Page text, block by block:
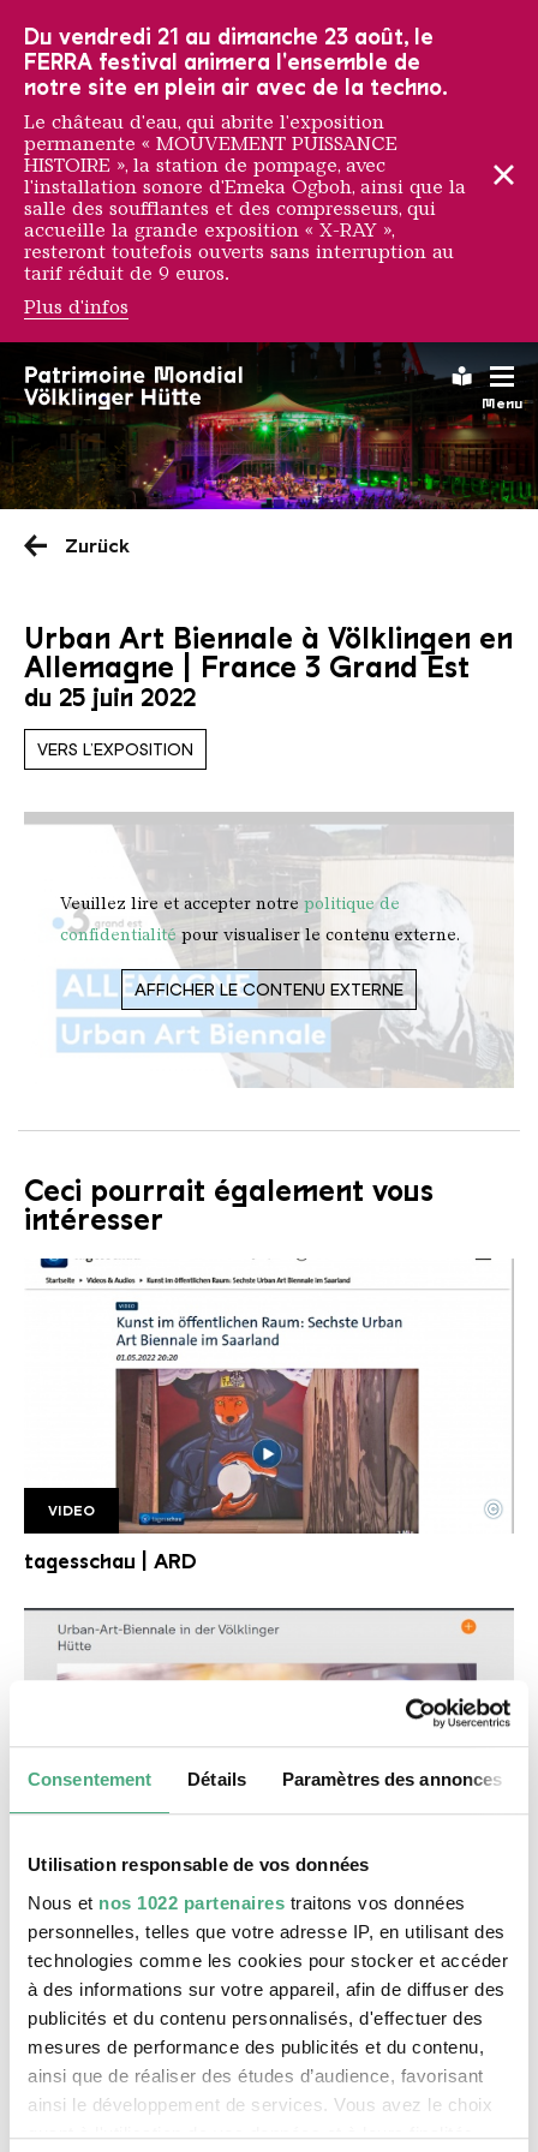
Consentement Détails Paramètres des annonces
Utilisation responsable de vos données
Nous et nos 1022 partenaires traitons vos données
personnelles, telles que votre adresse IP, en utilisant des
technologies comme les cookies pour stocker et accéder
à des informations sur votre appareil, afin de diffuser des
publicités et du contenu personnalisés, d'effectuer des
mesures de performance des publicités et du contenu,
ainsi que de réaliser des études d’audience, favorisant
ainsi le développement de services. Vous avez le choix
quant à l'utilisation de vos données et à leurs finalités.
Menu
Saarländischen
Zurück
Urban Art Biennale à Völklingen en
Allemagne | France 3 Grand Est
du 25 juin 2022
VERS L’EXPOSITION
Veuillez lire et accepter notre politique de
confidentialité pour visualiser le contenu externe.
AFFICHER LE CONTENU EXTERNE
Ceci pourrait également vous
intéresser
Tagsschau
Copyright: ARD | tagesschau
©
VIDEO
tagesschau | ARD
Copyright: ZDF
VIDEO
heute journal | ZDF
Du vendredi 21 au dimanche 23 août, le
FERRA festival animera l'ensemble de
notre site en plein air avec de la techno.
Le château d'eau, qui abrite l'exposition
permanente « MOUVEMENT PUISSANCE
HISTOIRE », la station de pompage, avec
l'installation sonore d'Emeka Ogboh, ainsi que la
salle des soufflantes et des compresseurs, qui
accueille la grande exposition « X-RAY »,
resteront toutefois ouverts sans interruption au
tarif réduit de 9 euros.
Plus d'infos